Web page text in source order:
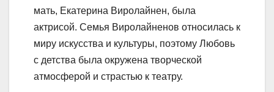
мать, Екатерина Виролайнен, была
актрисой. Семья Виролайненов относилась к
миру искусства и культуры, поэтому Любовь
с детства была окружена творческой
атмосферой и страстью к театру.